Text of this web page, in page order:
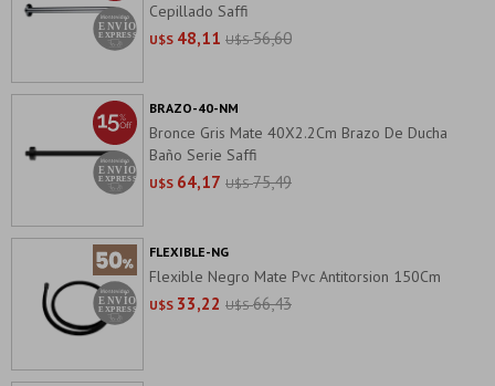
Cepillado Saffi
U$S 48,11 U$S 56,60
Bronce Gris Mate 40X2.2Cm Brazo De Ducha
Baño Serie Saffi
U$S 64,17 U$S 75,49
BRAZO-40-NM
Flexible Negro Mate Pvc Antitorsion 150Cm
U$S 33,22 U$S 66,43
FLEXIBLE-NG